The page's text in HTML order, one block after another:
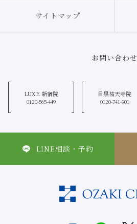
サイトマップ
LINE相談・予約
お問い合わせ
LUXE 新宿院
0120-565-449
目黒祐天寺院
0120-741-901